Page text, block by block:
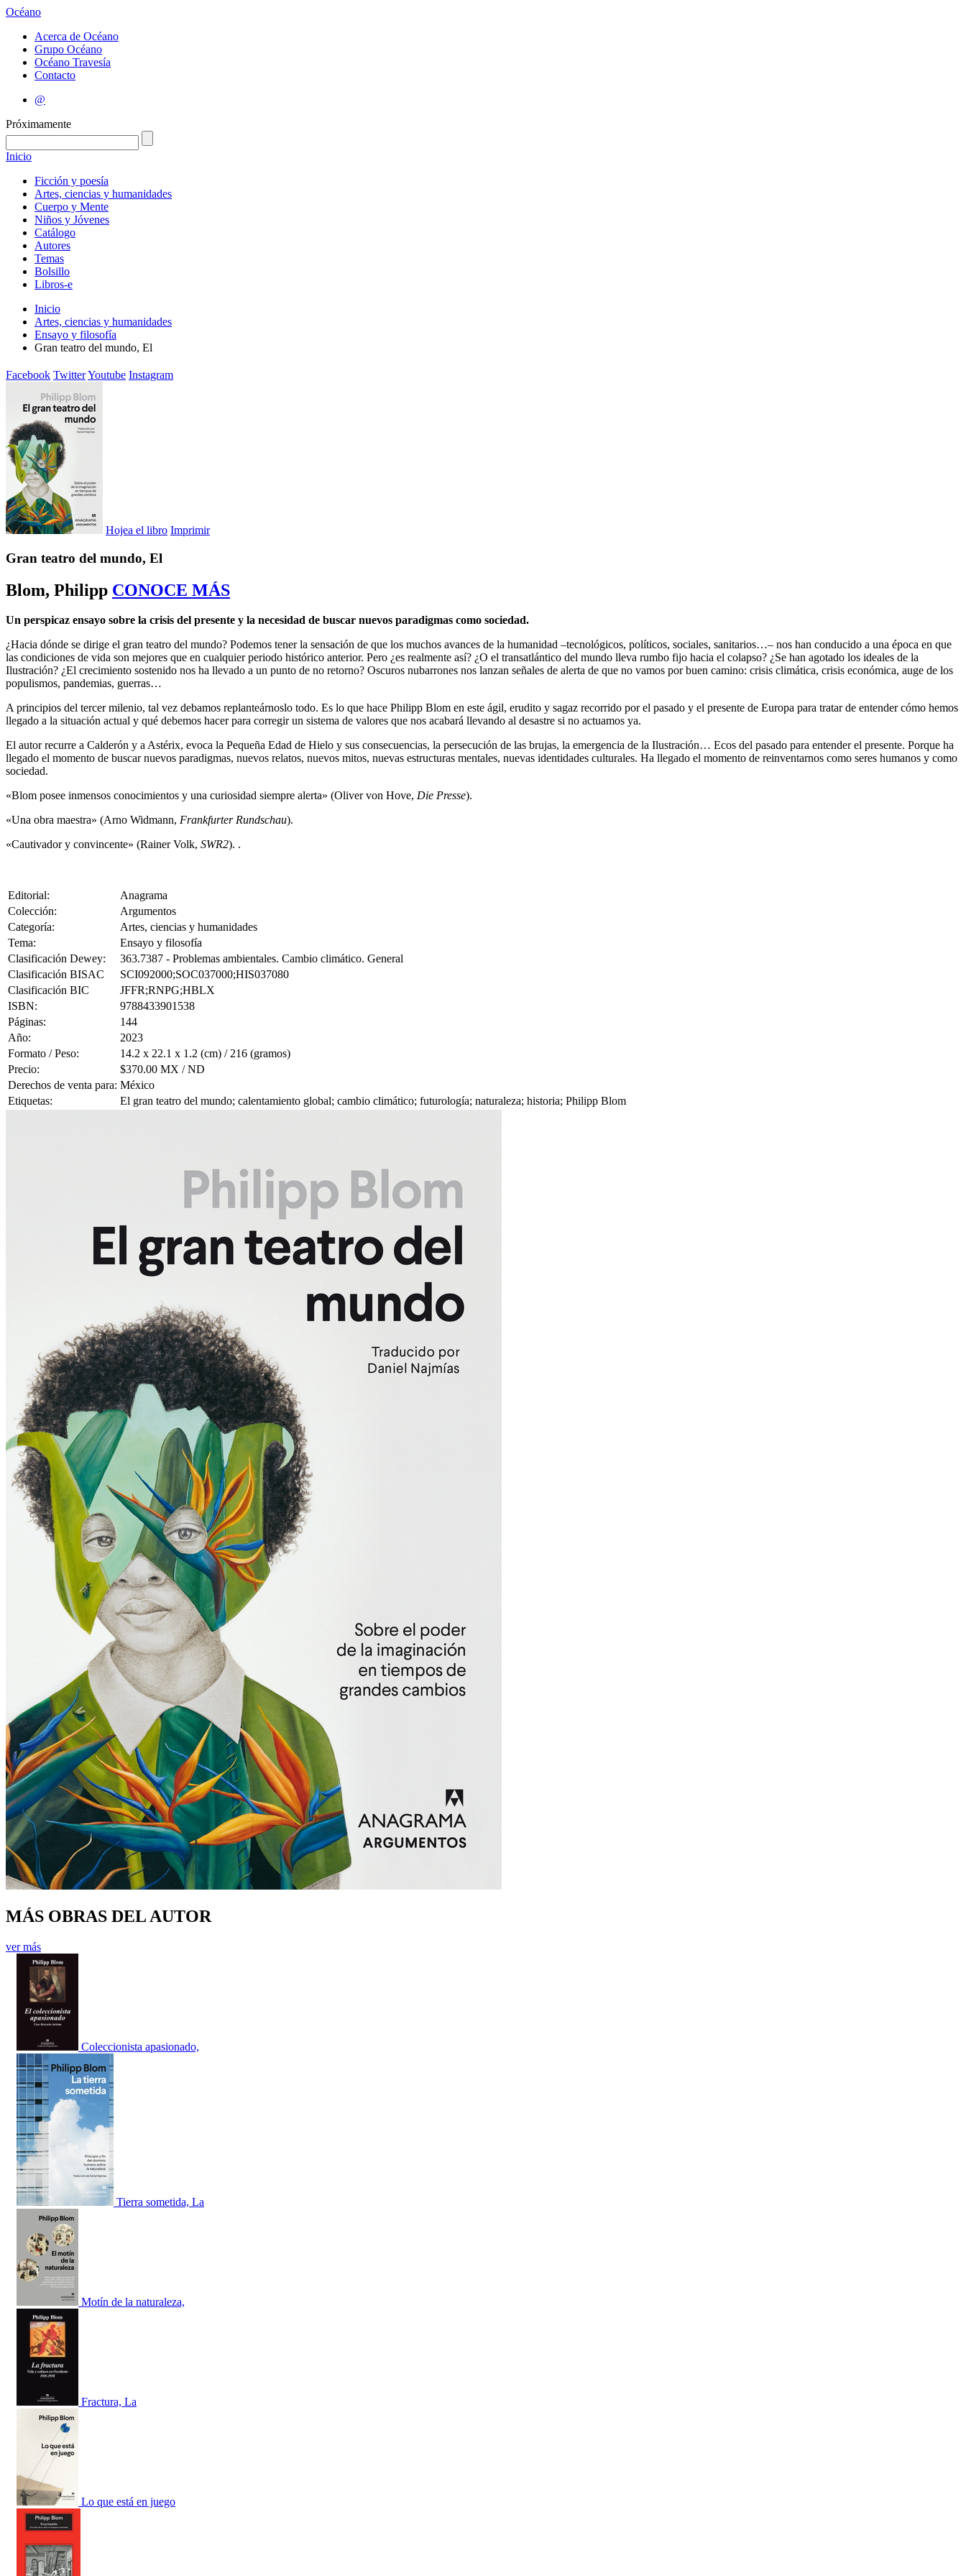
Océano
Acerca de Océano
Grupo Océano
Océano Travesía
Contacto
@
Próximamente
Inicio
Ficción y poesía
Artes, ciencias y humanidades
Cuerpo y Mente
Niños y Jóvenes
Catálogo
Autores
Temas
Bolsillo
Libros-e
Inicio
Artes, ciencias y humanidades
Ensayo y filosofía
Gran teatro del mundo, El
Facebook TwitterYoutube Instagram
Hojea el libro Imprimir
Gran teatro del mundo, El
Blom, Philipp CONOCE MÁS
Un perspicaz ensayo sobre la crisis del presente y la necesidad de buscar nuevos paradigmas como sociedad.
¿Hacia dónde se dirige el gran teatro del mundo? Podemos tener la sensación de que los muchos avances de la humanidad –tecnológicos, políticos, sociales, sanitarios…– nos han conducido a una época en que
las condiciones de vida son mejores que en cualquier periodo histórico anterior. Pero ¿es realmente así? ¿O el transatlántico del mundo lleva rumbo fijo hacia el colapso? ¿Se han agotado los ideales de la
Ilustración? ¿El crecimiento sostenido nos ha llevado a un punto de no retorno? Oscuros nubarrones nos lanzan señales de alerta de que no vamos por buen camino: crisis climática, crisis económica, auge de los
populismos, pandemias, guerras…
A principios del tercer milenio, tal vez debamos replanteárnoslo todo. Es lo que hace Philipp Blom en este ágil, erudito y sagaz recorrido por el pasado y el presente de Europa para tratar de entender cómo hemos
llegado a la situación actual y qué debemos hacer para corregir un sistema de valores que nos acabará llevando al desastre si no actuamos ya.
El autor recurre a Calderón y a Astérix, evoca la Pequeña Edad de Hielo y sus consecuencias, la persecución de las brujas, la emergencia de la Ilustración… Ecos del pasado para entender el presente. Porque ha
llegado el momento de buscar nuevos paradigmas, nuevos relatos, nuevos mitos, nuevas estructuras mentales, nuevas identidades culturales. Ha llegado el momento de reinventarnos como seres humanos y como
sociedad.
«Blom posee inmensos conocimientos y una curiosidad siempre alerta» (Oliver von Hove, Die Presse).
«Una obra maestra» (Arno Widmann, Frankfurter Rundschau).
«Cautivador y convincente» (Rainer Volk, SWR2). .
Editorial:
Anagrama
Colección:
Argumentos
Categoría:
Artes, ciencias y humanidades
Tema:
Ensayo y filosofía
Clasificación Dewey:
363.7387 - Problemas ambientales. Cambio climático. General
Clasificación BISAC
SCI092000;SOC037000;HIS037080
Clasificación BIC
JFFR;RNPG;HBLX
ISBN:
9788433901538
Páginas:
144
Año:
2023
Formato / Peso:
14.2 x 22.1 x 1.2 (cm) / 216 (gramos)
Precio:
$370.00 MX / ND
Derechos de venta para: México
Etiquetas:
El gran teatro del mundo; calentamiento global; cambio climático; futurología; naturaleza; historia; Philipp Blom
MÁS OBRAS DEL AUTOR
ver más
Coleccionista apasionado,
Tierra sometida, La
Motín de la naturaleza,
Fractura, La
Lo que está en juego